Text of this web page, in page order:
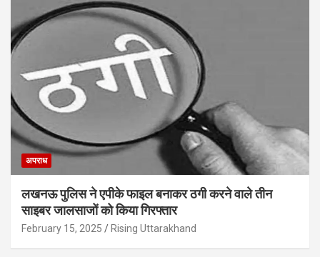
अपराध
लखनऊ पुलिस ने एपीके फाइल बनाकर ठगी करने वाले तीन
साइबर जालसाजों को किया गिरफ्तार
February 15, 2025 Rising Uttarakhand